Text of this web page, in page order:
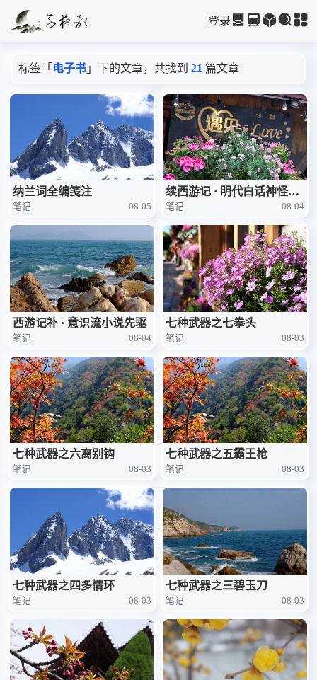
登录
标签「 电子书 」下的文章，共找到 21 篇文章
纳兰词全编笺注
笔记 08-05
续西游记 · 明代白话神怪小
说
笔记 08-04
西游记补 · 意识流小说先驱
笔记 08-04
七种武器之七拳头
笔记 08-03
七种武器之六离别钩
笔记 08-03
七种武器之五霸王枪
笔记 08-03
七种武器之四多情环
笔记 08-03
七种武器之三碧玉刀
笔记 08-03